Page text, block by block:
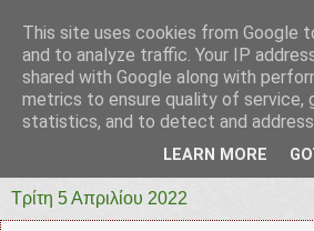
prototypia
"ΠΡΩΤΟΤΥΠΙΑ" * ΑΝΕΞΑΡΤΗΤΗ-
Τρίτη 5 Απριλίου 2022
This site uses cookies from Google
and to analyze traffic. Your IP
shared with Google along with
metrics to ensure quality of service,
statistics, and to detect and address
LEARN MORE